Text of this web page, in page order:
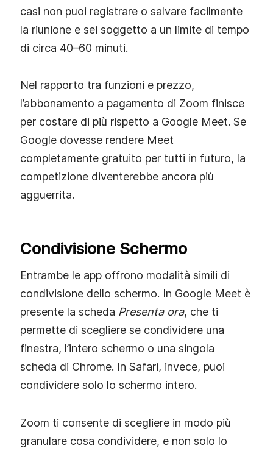
casi non puoi registrare o salvare facilmente
la riunione e sei soggetto a un limite di tempo
di circa 40–60 minuti.
Nel rapporto tra funzioni e prezzo,
l’abbonamento a pagamento di Zoom finisce
per costare di più rispetto a Google Meet. Se
Google dovesse rendere Meet
completamente gratuito per tutti in futuro, la
competizione diventerebbe ancora più
agguerrita.
Condivisione Schermo
Entrambe le app offrono modalità simili di
condivisione dello schermo. In Google Meet è
presente la scheda Presenta ora, che ti
permette di scegliere se condividere una
finestra, l’intero schermo o una singola
scheda di Chrome. In Safari, invece, puoi
condividere solo lo schermo intero.
Zoom ti consente di scegliere in modo più
granulare cosa condividere, e non solo lo